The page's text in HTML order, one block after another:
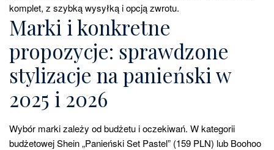
komplet, z szybką wysyłką i opcją zwrotu.
Marki i konkretne
propozycje: sprawdzone
stylizacje na panieński w
2025 i 2026
Wybór marki zależy od budżetu i oczekiwań. W kategorii
budżetowej Shein „Panieński Set Pastel” (159 PLN) lub Boohoo